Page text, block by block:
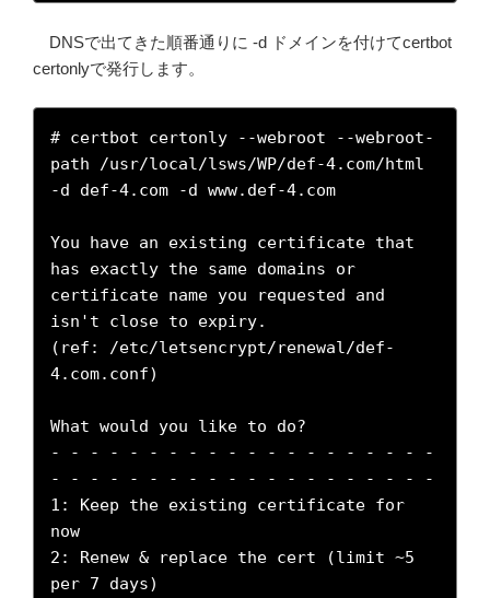
DNSで出てきた順番通りに -d ドメインを付けてcertbot
certonlyで発行します。
# certbot certonly --webroot --webroot-
path /usr/local/lsws/WP/def-4.com/html
-d def-4.com -d www.def-4.com
You have an existing certificate that
has exactly the same domains or
certificate name you requested and
isn't close to expiry.
(ref: /etc/letsencrypt/renewal/def-
4.com.conf)
What would you like to do?
- - - - - - - - - - - - - - - - - - - -
- - - - - - - - - - - - - - - - - - - -
1: Keep the existing certificate for
now
2: Renew & replace the cert (limit ~5
per 7 days)